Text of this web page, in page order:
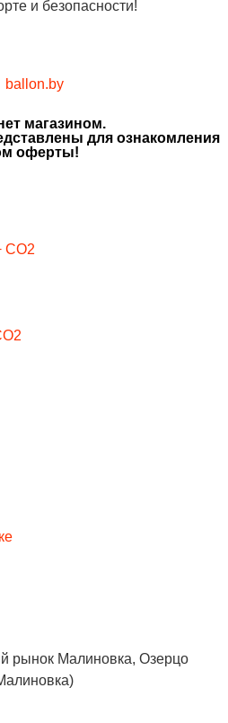
и безопасности!
магазином.
для ознакомления
оферты!
CO2
рынок Малиновка, Озерцо